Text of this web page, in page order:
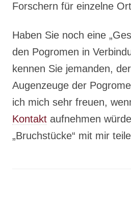
Forschern für einzelne
Haben Sie noch eine
den Pogromen in
kennen Sie jemanden,
Augenzeuge der
ich mich sehr freuen,
Kontakt aufnehmen
„Bruchstücke“ mit mir